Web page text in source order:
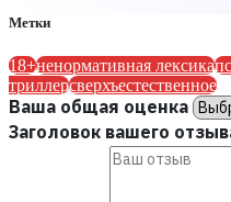
Метки
18+ненормативная лексика
триллерсверхъестественное
Ваша общая оценка
Заголовок вашего